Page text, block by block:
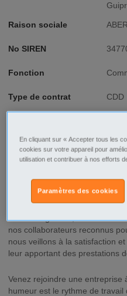
Raison sociale
No SIREN
Fonction
Type de contrat CDD
Description
son cœur de métier.
Avec 37 agences, nous nous
nos collaborateurs reconnus
nous veillons à la satisfaction
leur apportant des prestations
Venez rejoindre une entreprise
humeur est le rythme de
En cliquant sur « Accepter tous les
cookies sur votre appareil pour
utilisation et contribuer à nos efforts
Paramètres des cookies